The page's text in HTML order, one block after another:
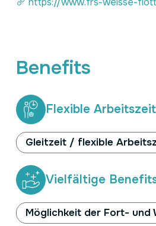
Benefits
Flexible
Gleitzeit / flexible
Vielfältige
Möglichkeit der Fort- und